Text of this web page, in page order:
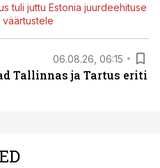
tuli juttu Estonia juurdeehituse
väärtustele
06.08.26, 06:15
Tallinnas ja Tartus eriti